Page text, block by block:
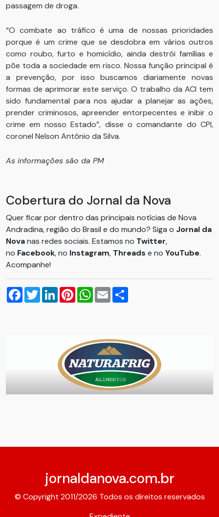
passagem de droga.
“O combate ao tráfico é uma de nossas prioridades
porque é um crime que se desdobra em vários outros
como roubo, furto e homicídio, ainda destrói famílias e
põe toda a sociedade em risco. Nossa função principal é
a prevenção, por isso buscamos diariamente novas
formas de aprimorar este serviço. O trabalho da ACI tem
sido fundamental para nos ajudar a planejar as ações,
prender criminosos, apreender entorpecentes e inibir o
crime em nosso Estado”, disse o comandante do CPI,
coronel Nelson Antônio da Silva.
As informações são da PM
Cobertura do Jornal da Nova
Quer ficar por dentro das principais notícias de Nova
Andradina, região do Brasil e do mundo? Siga o Jornal da
Novanas redes sociais. Estamos no Twitter,
no Facebook, no Instagram, Threads e no YouTube.
Acompanhe!
Facebook
TwitterLinkedInPinterestWhatsApp
Email
jornaldanova.com.br
© Copyright 2011/2026 Todos os direitos reservados